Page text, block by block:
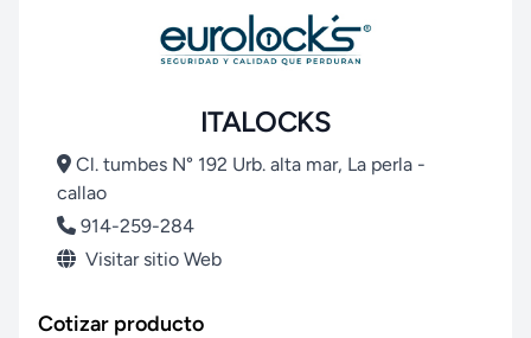
ITALOCKS
Cl. tumbes N° 192 Urb. alta mar, La perla -
callao
914-259-284
Visitar sitio Web
Cotizar producto